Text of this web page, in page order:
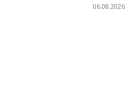
06.08.2026